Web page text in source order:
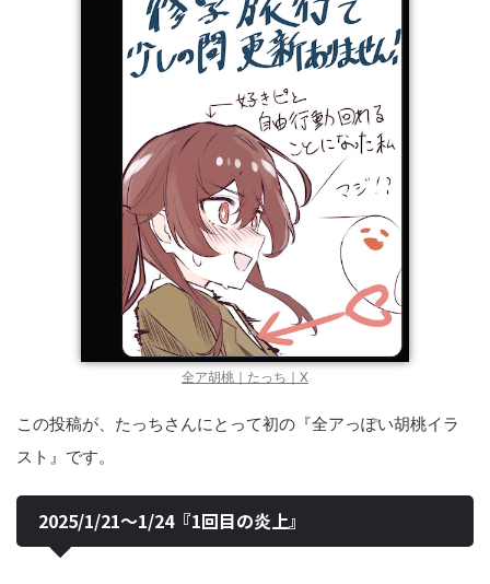
全ア胡桃｜たっち｜X
この投稿が、たっちさんにとって初の『全アっぽい胡桃イラ
スト』です。
2025/1/21〜1/24『1回目の炎上』